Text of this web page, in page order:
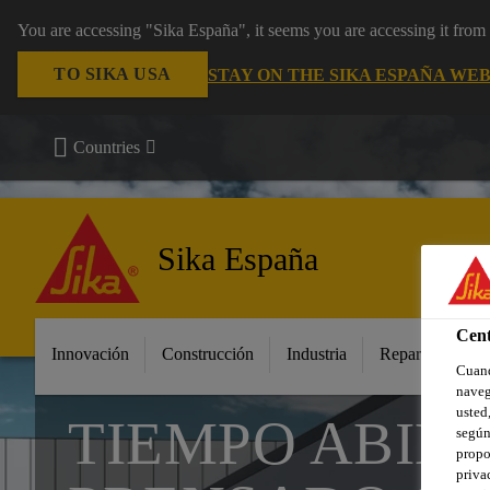
You are accessing "Sika España", it seems you are accessing it
TO SIKA USA STAY ON THE SIKA ESPAÑA
Countries
Sika España
Innovación Construcción Industria Repara tu casa
TIEMPO